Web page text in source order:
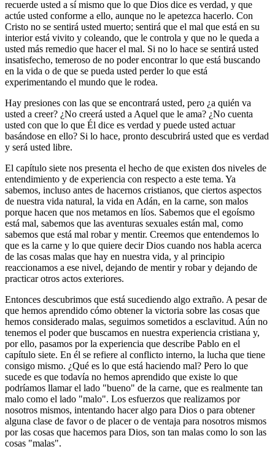
recuerde usted a sí mismo que lo que Dios dice es verdad, y que
actúe usted conforme a ello, aunque no le apetezca hacerlo. Con
Cristo no se sentirá usted muerto; sentirá que el mal que está en su
interior está vivito y coleando, que le controla y que no le queda a
usted más remedio que hacer el mal. Si no lo hace se sentirá usted
insatisfecho, temeroso de no poder encontrar lo que está buscando
en la vida o de que se pueda usted perder lo que está
experimentando el mundo que le rodea.
Hay presiones con las que se encontrará usted, pero ¿a quién va
usted a creer? ¿No creerá usted a Aquel que le ama? ¿No cuenta
usted con que lo que Él dice es verdad y puede usted actuar
basándose en ello? Si lo hace, pronto descubrirá usted que es verdad
y será usted libre.
El capítulo siete nos presenta el hecho de que existen dos niveles de
entendimiento y de experiencia con respecto a este tema. Ya
sabemos, incluso antes de hacernos cristianos, que ciertos aspectos
de nuestra vida natural, la vida en Adán, en la carne, son malos
porque hacen que nos metamos en líos. Sabemos que el egoísmo
está mal, sabemos que las aventuras sexuales están mal, como
sabemos que está mal robar y mentir. Creemos que entendemos lo
que es la carne y lo que quiere decir Dios cuando nos habla acerca
de las cosas malas que hay en nuestra vida, y al principio
reaccionamos a ese nivel, dejando de mentir y robar y dejando de
practicar otros actos exteriores.
Entonces descubrimos que está sucediendo algo extraño. A pesar de
que hemos aprendido cómo obtener la victoria sobre las cosas que
hemos considerado malas, seguimos sometidos a esclavitud. Aún no
tenemos el poder que buscamos en nuestra experiencia cristiana y,
por ello, pasamos por la experiencia que describe Pablo en el
capítulo siete. En él se refiere al conflicto interno, la lucha que tiene
consigo mismo. ¿Qué es lo que está haciendo mal? Pero lo que
sucede es que todavía no hemos aprendido que existe lo que
podríamos llamar el lado "bueno" de la carne, que es realmente tan
malo como el lado "malo". Los esfuerzos que realizamos por
nosotros mismos, intentando hacer algo para Dios o para obtener
alguna clase de favor o de placer o de ventaja para nosotros mismos
por las cosas que hacemos para Dios, son tan malas como lo son las
cosas "malas".